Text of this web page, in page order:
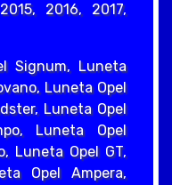
2016, 2017,
Signum, Luneta
Luneta Opel
Luneta Opel
Luneta Opel
Luneta Opel GT,
Opel Ampera,